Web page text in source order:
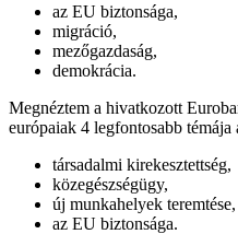
az EU biztonsága,
migráció,
mezőgazdaság,
demokrácia.
Megnéztem a hivatkozott
európaiak 4 legfontosabb témája
társadalmi kirekesztettség,
közegészségügy,
új munkahelyek teremtése,
az EU biztonsága.